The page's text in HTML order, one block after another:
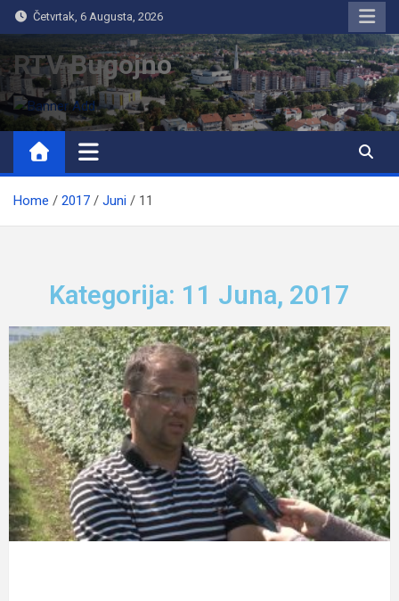
Četvrtak, 6 Augusta, 2026
RTV Bugojno
Home 2017 Juni 11
Kategorija: 11 Juna, 2017